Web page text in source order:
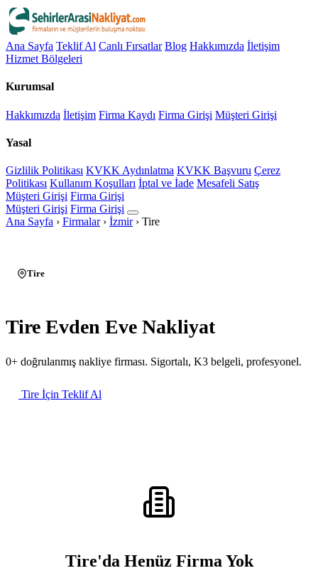
Ana Sayfa Teklif Al Canlı Fırsatlar Blog Hakkımızda İletişim
Hizmet Bölgeleri
Kurumsal
Hakkımızda İletişim Firma Kaydı Firma Girişi Müşteri Girişi
Yasal
Gizlilik Politikası KVKK Aydınlatma KVKK Başvuru Çerez
Politikası Kullanım Koşulları İptal ve İade Mesafeli Satış
Müşteri Girişi Firma Girişi
Müşteri Girişi Firma Girişi
Ana Sayfa › Firmalar › İzmir › Tire
Tire
Tire Evden Eve Nakliyat
0+ doğrulanmış nakliye firması. Sigortalı, K3 belgeli, profesyonel.
Tire İçin Teklif Al
Tire'da Henüz Firma Yok